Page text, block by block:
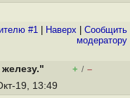
#1 Наверх
Cообщить
модератору
+ / –
19, 13:49